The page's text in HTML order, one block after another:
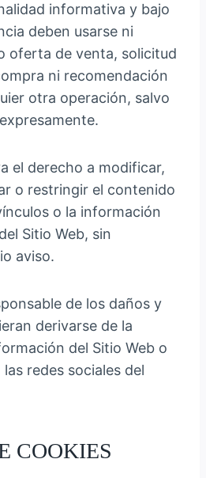
informativa y bajo
deben usarse ni
oferta de venta, solicitud
ni recomendación
otra operación, salvo
el derecho a modificar,
o restringir el contenido
o la información
Sitio Web, sin
aviso.
de los daños y
derivarse de la
del Sitio Web o
redes sociales del
COOKIES